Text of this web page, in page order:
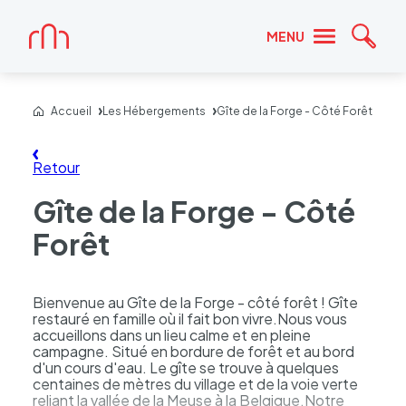
MENU
Accueil
Accueil Les Hébergements Gîte de la Forge - Côté Forêt
Retour
Gîte de la Forge - Côté
Forêt
Bienvenue au Gîte de la Forge - côté forêt ! Gîte
restauré en famille où il fait bon vivre.Nous vous
accueillons dans un lieu calme et en pleine
campagne. Situé en bordure de forêt et au bord
d'un cours d'eau. Le gîte se trouve à quelques
centaines de mètres du village et de la voie verte
reliant la vallée de la Meuse à la Belgique.Notre